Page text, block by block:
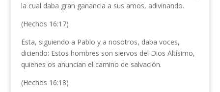
la cual daba gran ganancia a sus amos, adivinando.
(Hechos 16:17)
Esta, siguiendo a Pablo y a nosotros, daba voces,
diciendo: Estos hombres son siervos del Dios Altísimo,
quienes os anuncian el camino de salvación.
(Hechos 16:18)